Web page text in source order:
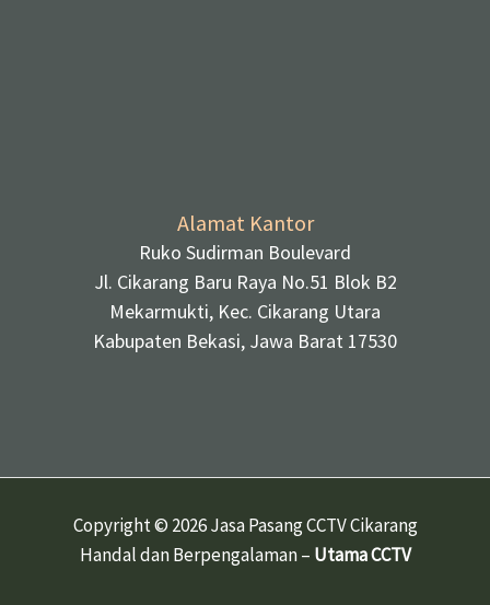
Alamat Kantor
Ruko Sudirman Boulevard
Jl. Cikarang Baru Raya No.51 Blok B2
Mekarmukti, Kec. Cikarang Utara
Kabupaten Bekasi, Jawa Barat 17530
Copyright © 2026 Jasa Pasang CCTV Cikarang
Handal dan Berpengalaman – Utama CCTV